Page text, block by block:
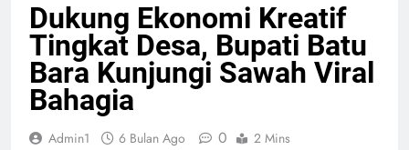
Dukung Ekonomi Kreatif
Tingkat Desa, Bupati Batu
Bara Kunjungi Sawah Viral
Bahagia
Admin1 6 Bulan Ago 0 2 Mins